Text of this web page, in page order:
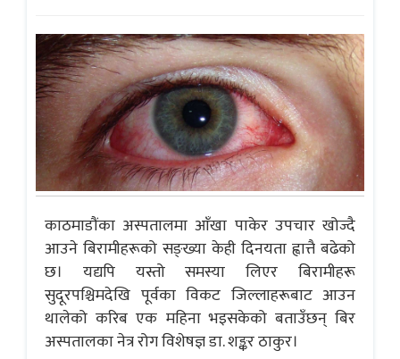
काठमाडौंका अस्पतालमा आँखा पाकेर उपचार खोज्दै
आउने बिरामीहरूको सङ्ख्या केही दिनयता ह्वात्तै बढेको
छ। यद्यपि यस्तो समस्या लिएर बिरामीहरू
सुदूरपश्चिमदेखि पूर्वका विकट जिल्लाहरूबाट आउन
थालेको करिब एक महिना भइसकेको बताउँछन् बिर
अस्पतालका नेत्र रोग विशेषज्ञ डा. शङ्कर ठाकुर।